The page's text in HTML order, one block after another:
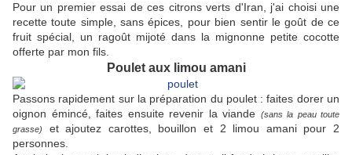
Pour un premier essai de ces citrons verts d'Iran, j'ai choisi une
recette toute simple, sans épices, pour bien sentir le goût de ce
fruit spécial, un ragoût mijoté dans la mignonne petite cocotte
offerte par mon fils.
Poulet aux limou amani
Passons rapidement sur la préparation du poulet : faites dorer un
oignon émincé, faites ensuite revenir la viande (sans la peau toute
grasse)
et ajoutez carottes, bouillon et 2 limou amani pour 2
personnes.